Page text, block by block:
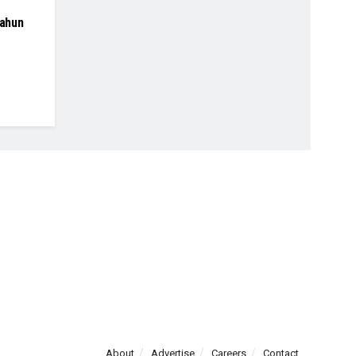
About Advertise Careers Contact